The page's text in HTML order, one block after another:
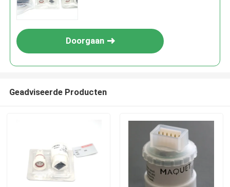
Doorgaan
Geadviseerde Producten